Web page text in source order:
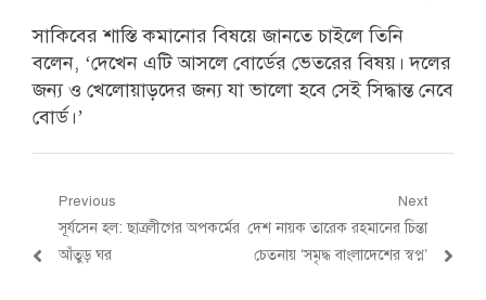
সাকিবের শাস্তি কমানোর বিষয়ে জানতে চাইলে তিনি
বলেন, ‘দেখেন এটি আসলে বোর্ডের ভেতরের বিষয়। দলের
জন্য ও খেলোয়াড়দের জন্য যা ভালো হবে সেই সিদ্ধান্ত নেবে
বোর্ড।’
Post
navigation
Previous
Previous
post:
সূর্যসেন হল: ছাত্রলীগের অপকর্মের
আঁতুড় ঘর
Next
Next
post:
দেশ নায়ক তারেক রহমানের চিন্তা
চেতনায় ‘সমৃদ্ধ বাংলাদেশের স্বপ্ন’